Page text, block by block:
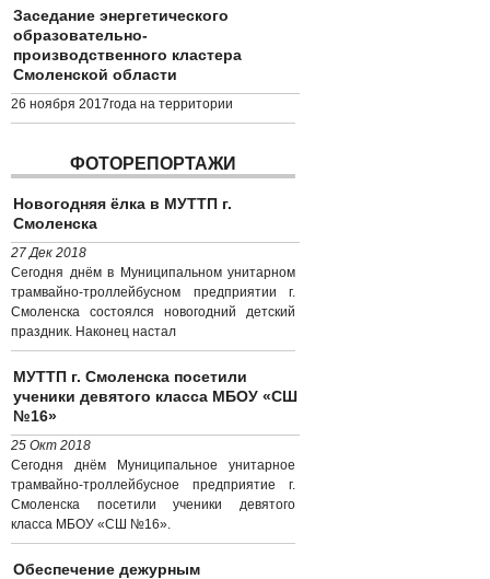
Заседание энергетического
образовательно-
производственного кластера
Смоленской области
26 ноября 2017года на территории
ФОТОРЕПОРТАЖИ
Новогодняя ёлка в МУТТП г.
Смоленска
27 Дек 2018
Сегодня днём в Муниципальном унитарном
трамвайно-троллейбусном предприятии г.
Смоленска состоялся новогодний детский
праздник. Наконец настал
МУТТП г. Смоленска посетили
ученики девятого класса МБОУ «СШ
№16»
25 Окт 2018
Сегодня днём Муниципальное унитарное
трамвайно-троллейбусное предприятие г.
Смоленска посетили ученики девятого
класса МБОУ «СШ №16».
Обеспечение дежурным